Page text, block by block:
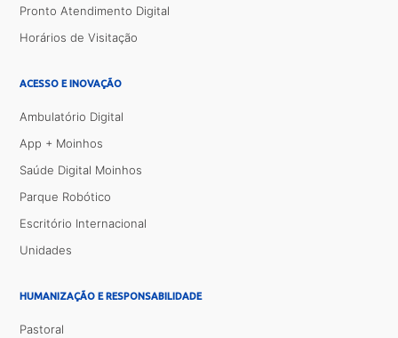
Pronto Atendimento Digital
Horários de Visitação
ACESSO E INOVAÇÃO
Ambulatório Digital
App + Moinhos
Saúde Digital Moinhos
Parque Robótico
Escritório Internacional
Unidades
HUMANIZAÇÃO E RESPONSABILIDADE
Pastoral